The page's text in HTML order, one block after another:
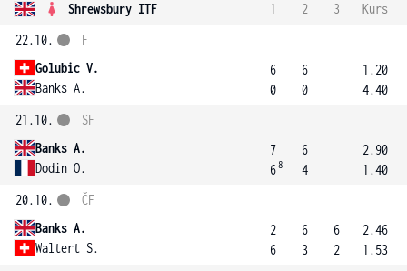
Shrewsbury ITF 1 2 3
Kurs
22.10.
Golubic V.
Banks A.
F
6
0
6
0
1.20
4.40
21.10.
Banks A.
Dodin O.
SF
7
68
6
4
2.90
1.40
20.10.
Banks A.
Waltert S.
ČF
2
6
6
3
6
2
2.46
1.53